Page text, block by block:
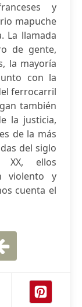
y
mapuche
La llamada
de gente,
la mayoría
con la
ferrocarril
también
la justicia,
de la más
del siglo
ellos
violento y
cuenta el